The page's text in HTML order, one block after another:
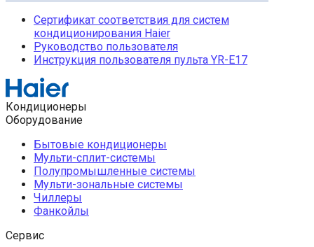
Сертификат соответствия для систем
кондиционирования Haier
Руководство пользователя
Инструкция пользователя пульта YR-E17
Кондиционеры
Оборудование
Бытовые кондиционеры
Мульти-сплит-системы
Полупромышленные системы
Мульти-зональные системы
Чиллеры
Фанкойлы
Сервис